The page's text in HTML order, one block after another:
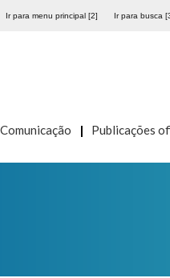
Ir para menu principal [2] Ir para busca
Comunicação Publicações